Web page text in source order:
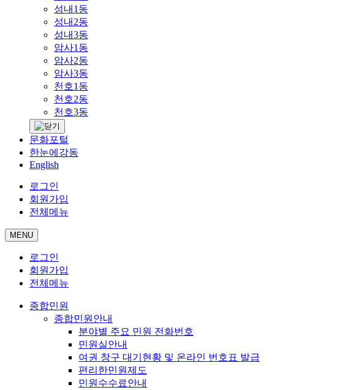
성내1동
성내2동
성내3동
암사1동
암사2동
암사3동
천호1동
천호2동
천호3동
문화포털
한눈에강동
English
로그인
회원가입
전체메뉴
MENU
로그인
회원가입
전체메뉴
종합민원
종합민원안내
분야별 주요 민원 전화번호
민원실안내
여권 창구 대기현황 및 온라인 번호표 발급
편리한민원제도
민원수수료안내